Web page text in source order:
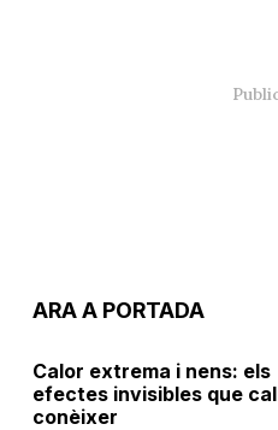
ARA A PORTADA
Calor extrema i nens: els
efectes invisibles que cal
conèixer